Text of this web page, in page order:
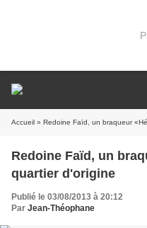
Accueil » Redoine Faïd, un braqueur
Redoine Faïd, un
quartier d'origine
Publié le 03/08/2013 à 20:12
Par Jean-Théophane